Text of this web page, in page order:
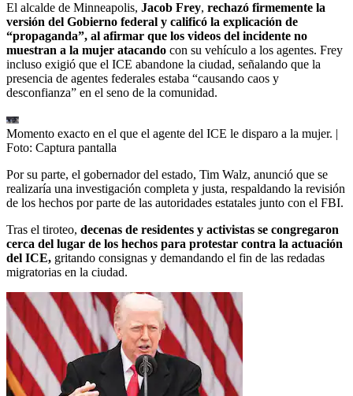
El alcalde de Minneapolis, Jacob Frey, rechazó firmemente la
versión del Gobierno federal y calificó la explicación de
“propaganda”, al afirmar que los videos del incidente no
muestran a la mujer atacando con su vehículo a los agentes. Frey
incluso exigió que el ICE abandone la ciudad, señalando que la
presencia de agentes federales estaba “causando caos y
desconfianza” en el seno de la comunidad.
Momento exacto en el que el agente del ICE le disparo a la mujer. |
Foto: Captura pantalla
Por su parte, el gobernador del estado, Tim Walz, anunció que se
realizaría una investigación completa y justa, respaldando la revisión
de los hechos por parte de las autoridades estatales junto con el FBI.
Tras el tiroteo, decenas de residentes y activistas se congregaron
cerca del lugar de los hechos para protestar contra la actuación
del ICE, gritando consignas y demandando el fin de las redadas
migratorias en la ciudad.